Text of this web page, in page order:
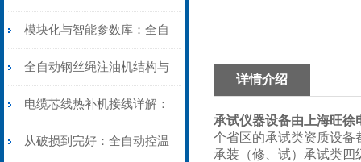
分指南：从“绝缘电
阻”到“波形特征”的精准诊
断逻辑
模块化与智能参数库：全自
动电缆修复机的快速换型逻
辑
全自动钢丝绳注油机结构与
工作原理：揭秘高效润滑的
机械密码
电缆芯线热补机接线详解：
从入门到精通
从破损到完好：全自动控温
详情介绍
承试仪器设备由上海旺徐
个省区的承试类资质设备
承装（修、试）承试类